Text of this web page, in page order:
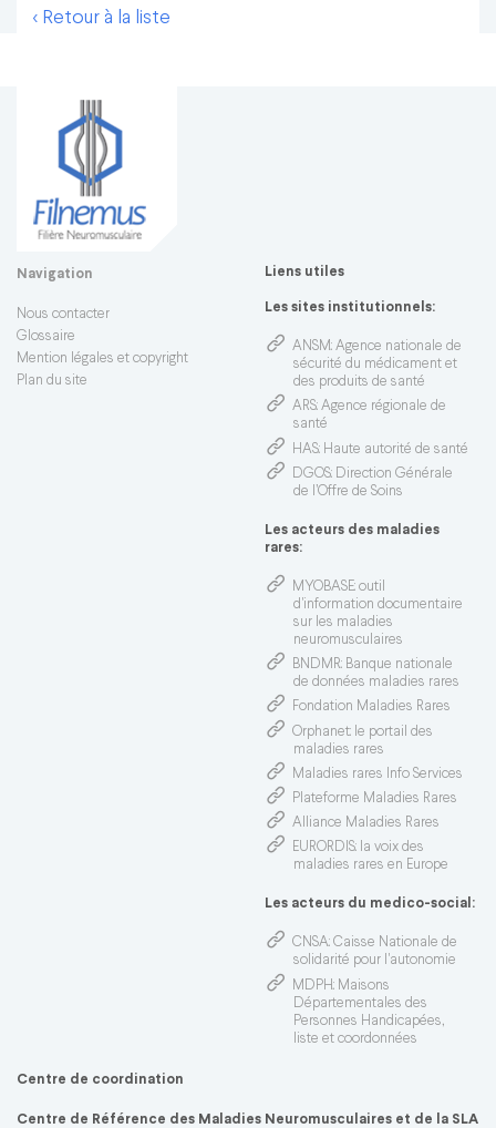
< Retour à la liste
Navigation
Nous contacter
Glossaire
Mention légales et copyright
Plan du site
Liens utiles
Les sites institutionnels:
ANSM: Agence nationale de
sécurité du médicament et
des produits de santé
ARS: Agence régionale de
santé
HAS: Haute autorité de santé
DGOS: Direction Générale
de l’Offre de Soins
Les acteurs des maladies
rares:
MYOBASE: outil
d'information documentaire
sur les maladies
neuromusculaires
BNDMR: Banque nationale
de données maladies rares
Fondation Maladies Rares
Orphanet: le portail des
maladies rares
Maladies rares Info Services
Plateforme Maladies Rares
Alliance Maladies Rares
EURORDIS: la voix des
maladies rares en Europe
Les acteurs du medico-social:
CNSA: Caisse Nationale de
solidarité pour l'autonomie
MDPH: Maisons
Départementales des
Personnes Handicapées,
liste et coordonnées
Centre de coordination
Centre de Référence des Maladies Neuromusculaires et de la SLA